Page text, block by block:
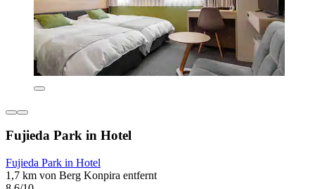
Fujieda Park in Hotel
Fujieda Park in Hotel
1,7 km von Berg Konpira entfernt